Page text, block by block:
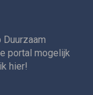
portal mogelijk
hier!